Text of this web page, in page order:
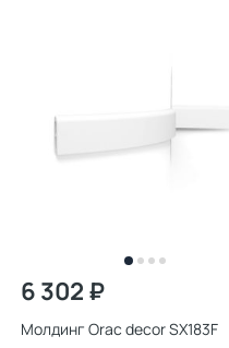
6 302 ₽
Молдинг Orac decor SX183F